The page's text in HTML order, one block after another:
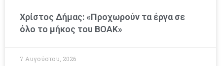
Χρίστος Δήμας: «Προχωρούν τα έργα σε
όλο το μήκος του ΒΟΑΚ»
7 Αυγούστου, 2026